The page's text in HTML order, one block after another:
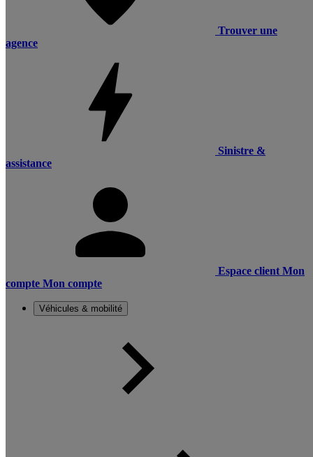
Trouver une
agence
Sinistre &
assistance
Espace client Mon
compte Mon compte
Véhicules & mobilité